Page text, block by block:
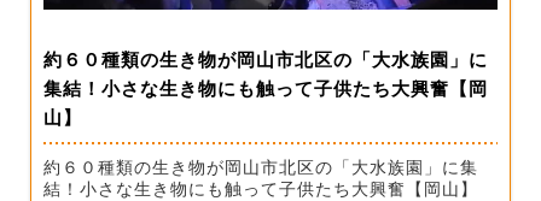
約６０種類の生き物が岡山市北区の「大水族園」に
集結！小さな生き物にも触って子供たち大興奮【岡
山】
約６０種類の生き物が岡山市北区の「大水族園」に集
結！小さな生き物にも触って子供たち大興奮【岡山】